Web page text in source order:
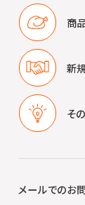
商
新
そ
メールでのお